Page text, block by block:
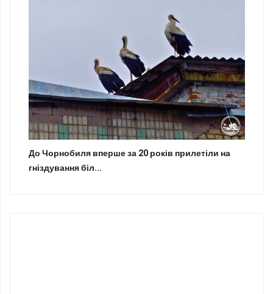
До Чорнобиля вперше за 20 років прилетіли на
гніздування біл...